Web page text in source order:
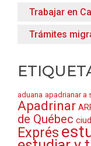
Trabajar en
Trámites
aduana apadrianar a
Apadrinar
de Québec
Exprés